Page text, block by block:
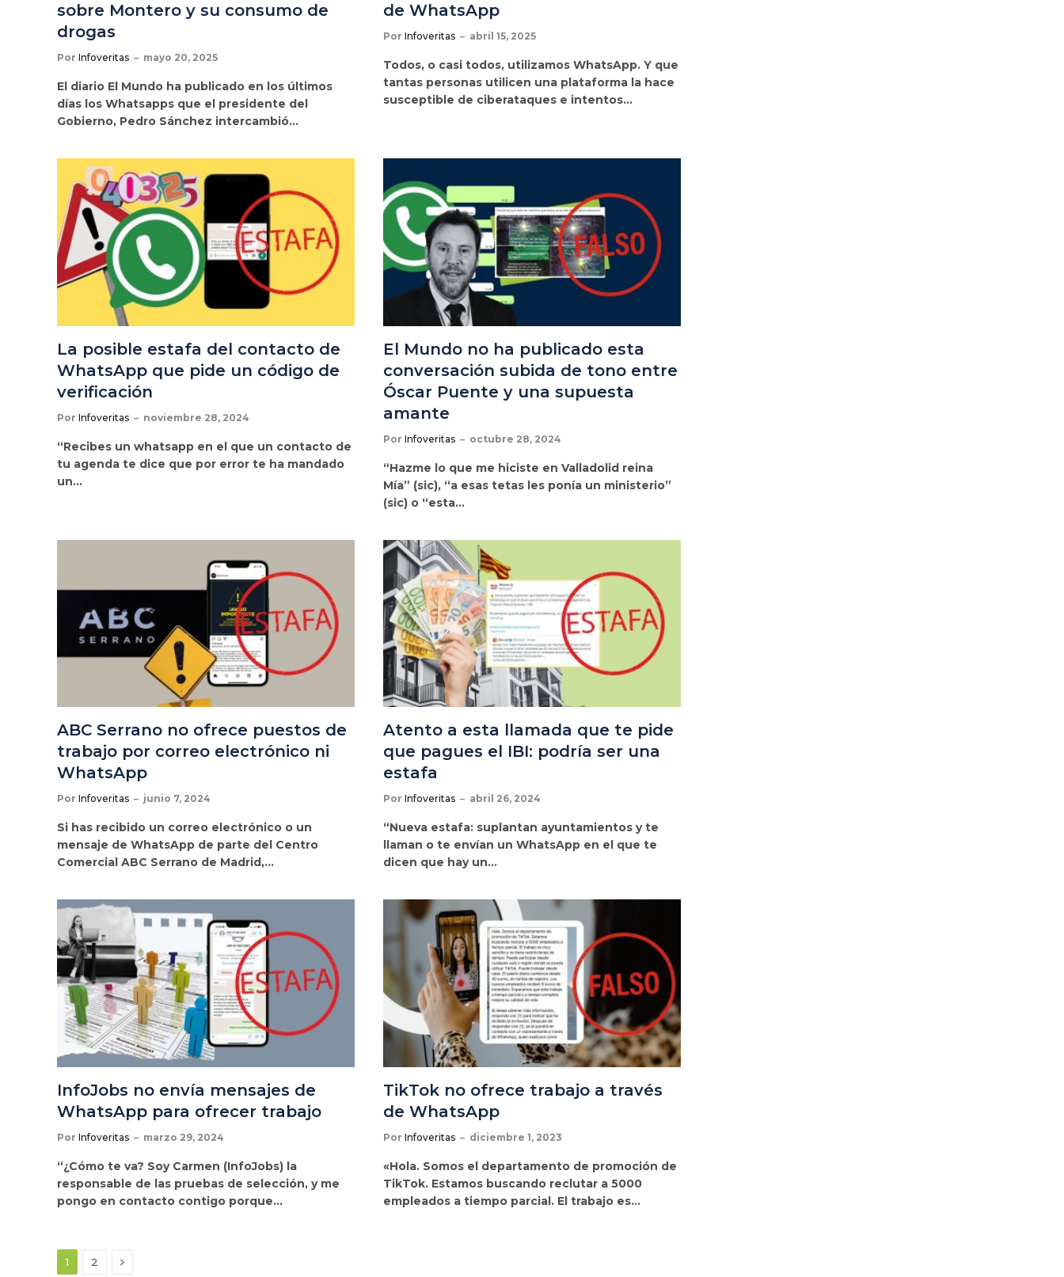
sobre Montero y su consumo de
drogas
Por Infoveritas mayo 20, 2025
El diario El Mundo ha publicado en los últimos
días los Whatsapps que el presidente del
Gobierno, Pedro Sánchez intercambió…
de WhatsApp
Por Infoveritas abril 15, 2025
Todos, o casi todos, utilizamos WhatsApp. Y que
tantas personas utilicen una plataforma la hace
susceptible de ciberataques e intentos…
La posible estafa del contacto de
WhatsApp que pide un código de
verificación
Por Infoveritas noviembre 28, 2024
“Recibes un whatsapp en el que un contacto de
tu agenda te dice que por error te ha mandado
un…
El Mundo no ha publicado esta
conversación subida de tono entre
Óscar Puente y una supuesta
amante
Por Infoveritas octubre 28, 2024
“Hazme lo que me hiciste en Valladolid reina
Mía” (sic), “a esas tetas les ponía un ministerio”
(sic) o “esta…
ABC Serrano no ofrece puestos de
trabajo por correo electrónico ni
WhatsApp
Por Infoveritas junio 7, 2024
Si has recibido un correo electrónico o un
mensaje de WhatsApp de parte del Centro
Comercial ABC Serrano de Madrid,…
Atento a esta llamada que te pide
que pagues el IBI: podría ser una
estafa
Por Infoveritas abril 26, 2024
“Nueva estafa: suplantan ayuntamientos y te
llaman o te envían un WhatsApp en el que te
dicen que hay un…
InfoJobs no envía mensajes de
WhatsApp para ofrecer trabajo
Por Infoveritas marzo 29, 2024
“¿Cómo te va? Soy Carmen (InfoJobs) la
responsable de las pruebas de selección, y me
pongo en contacto contigo porque…
TikTok no ofrece trabajo a través
de WhatsApp
Por Infoveritas diciembre 1, 2023
«Hola. Somos el departamento de promoción de
TikTok. Estamos buscando reclutar a 5000
empleados a tiempo parcial. El trabajo es…
1 2 Siguiente